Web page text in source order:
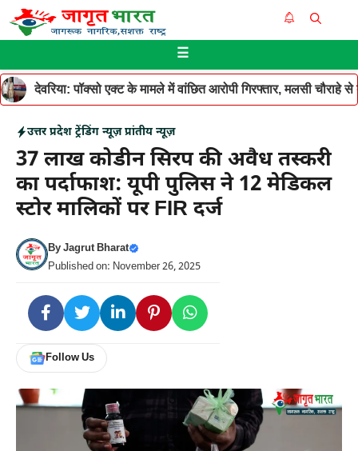
Skip
to
☰
देवरिया: पॉक्सो एक्ट के मामले में वांछित आरोपी गिरफ्तार, मलसी चौराहे
उत्तर प्रदेश ट्रेंडिंग न्यूज़ प्रांतीय न्यूज़
37 लाख कोडीन सिरप की अवैध तस्करी
का पर्दाफाश: यूपी पुलिस ने 12 मेडिकल
स्टोर मालिकों पर FIR दर्ज
ByJagrut Bharat
Published on: November 26, 2025
Follow Us